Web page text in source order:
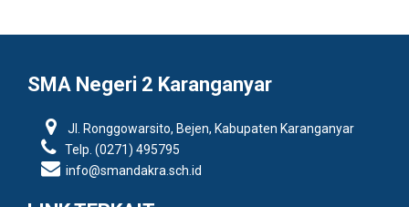
SMA Negeri 2 Karanganyar
Jl. Ronggowarsito, Bejen, Kabupaten Karanganyar
Telp. (0271) 495795
info@smandakra.sch.id